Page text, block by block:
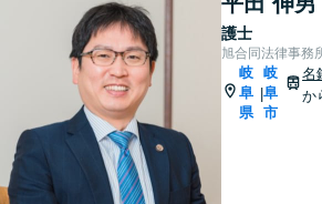
護士
旭合同法律事務
岐
阜
県
|
岐
阜
市
名
か